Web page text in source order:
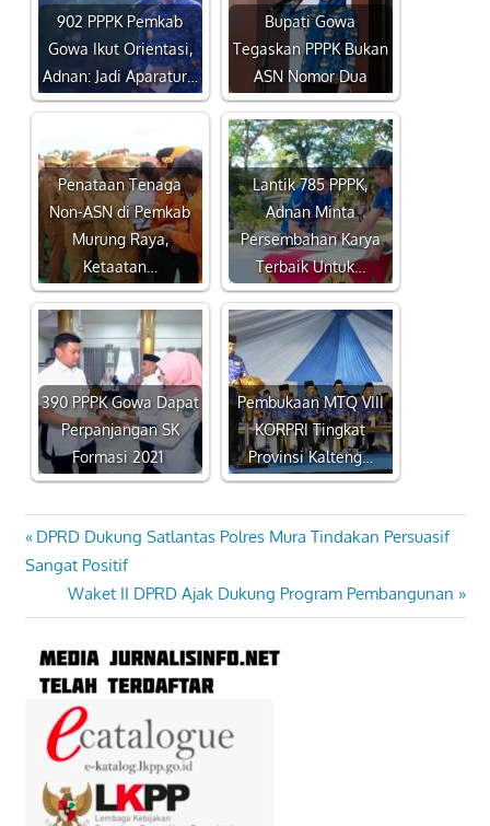
902 PPPK Pemkab
Gowa Ikut Orientasi,
Adnan: Jadi Aparatur…
Bupati Gowa
Tegaskan PPPK Bukan
ASN Nomor Dua
Penataan Tenaga
Non-ASN di Pemkab
Murung Raya,
Ketaatan…
Lantik 785 PPPK,
Adnan Minta
Persembahan Karya
Terbaik Untuk…
390 PPPK Gowa Dapat
Perpanjangan SK
Formasi 2021
Pembukaan MTQ VIII
KORPRI Tingkat
Provinsi Kalteng…
Navigasi
Previous
Post:
DPRD Dukung Satlantas Polres Mura Tindakan Persuasif
Sangat Positif
Next
Post:
Waket II DPRD Ajak Dukung Program Pembangunan